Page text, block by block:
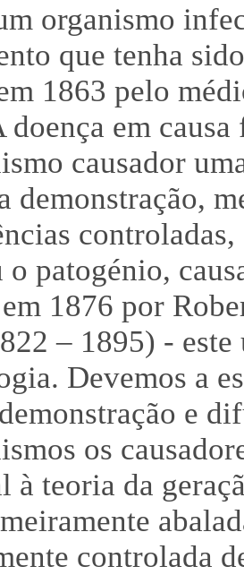
organismo
que tenha
1863 pelo
doença em
causador
demonstração,
o patogénio,
1876 por
– 1895) -
Devemos a
e
os
à teoria da
controlada